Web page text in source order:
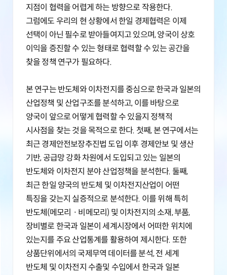
지점이 협력을 어렵게 하는 방향으로 작용한다.
그럼에도 우리의 현 상황에서 한일 경제협력은 이제
선택이 아닌 필수로 받아들여지고 있으며, 양국이 상호
이익을 증진할 수 있는 형태로 협력할 수 있는 공간을
찾을 정책 연구가 필요하다.
본 연구는 반도체와 이차전지를 중심으로 한국과 일본의
산업정책 및 산업구조를 분석하고, 이를 바탕으로
양국이 앞으로 어떻게 협력할 수 있을지 정책적
시사점을 찾는 것을 목적으로 한다. 첫째, 본 연구에서는
최근 경제안전보장추진법 도입 이후 경제안보 및 생산
기반, 공급망 강화 차원에서 도입되고 있는 일본의
반도체와 이차전지 분야 산업정책을 분석한다. 둘째,
최근 한일 양국의 반도체 및 이차전지산업이 어떤
특징을 갖는지 실증적으로 분석한다. 이를 위해 특히
반도체(메모리ㆍ비메모리) 및 이차전지의 소재, 부품,
장비별로 한국과 일본이 세계시장에서 어떠한 위치에
있는지를 주요 산업통계를 활용하여 제시한다. 또한
상품단위에서의 국제무역 데이터를 분석, 전 세계
반도체 및 이차전지 수출및 수입에서 한국과 일본